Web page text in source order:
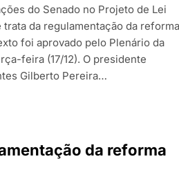
do Senado no Projeto de Lei
da regulamentação da
foi aprovado pelo Plenário da
feira (17/12). O presidente
Gilberto Pereira…
da reforma